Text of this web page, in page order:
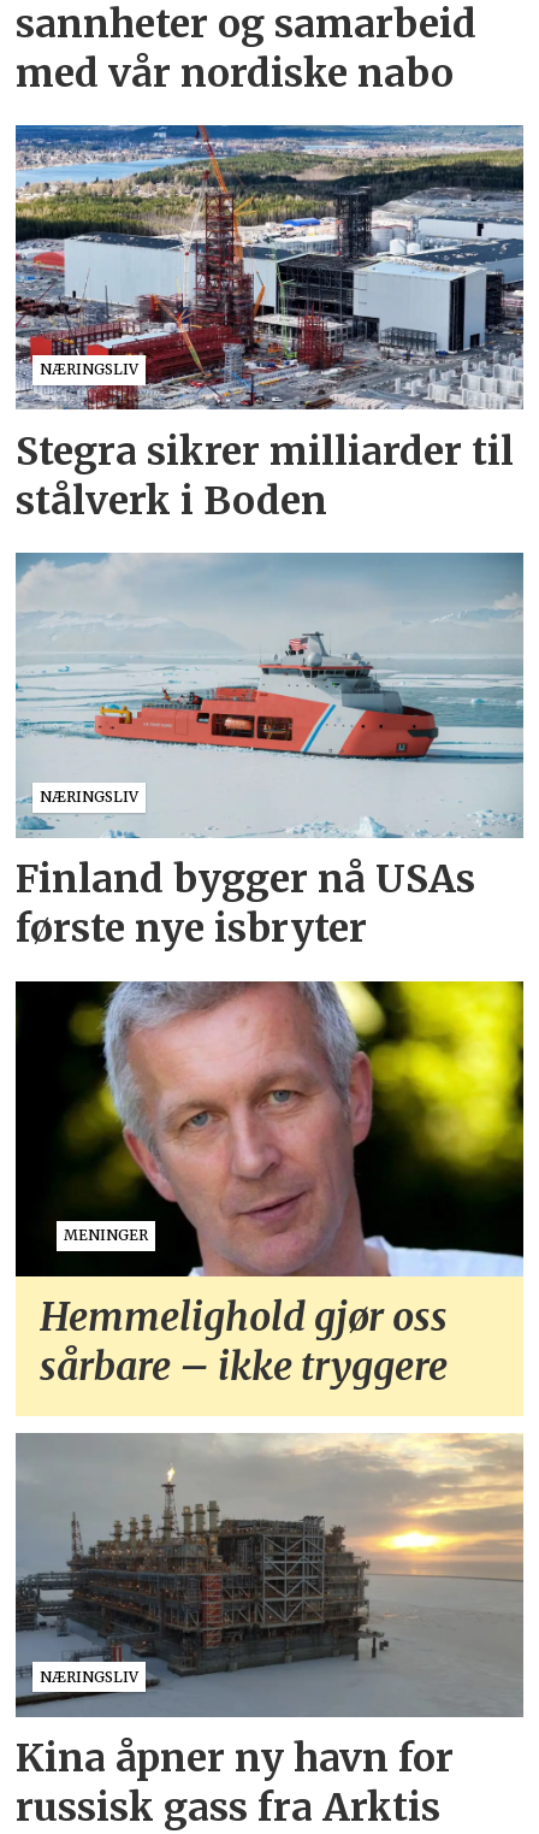
sannheter og samarbeid
med vår nordiske nabo
NÆRINGSLIV
Stegra sikrer milliarder til
stålverk i Boden
NÆRINGSLIV
Finland bygger nå USAs
første nye isbryter
MENINGER
Hemmelighold gjør oss
sårbare – ikke tryggere
NÆRINGSLIV
Kina åpner ny havn for
russisk gass fra Arktis